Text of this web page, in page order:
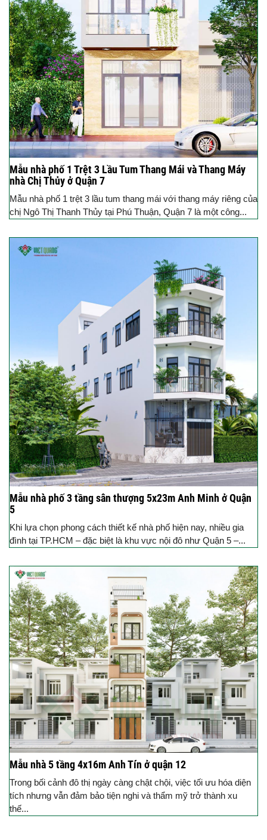
Mẫu nhà phố 1 Trệt 3 Lầu Tum Thang Mái và Thang Máy
nhà Chị Thủy ở Quận 7
Mẫu nhà phố 1 trệt 3 lầu tum thang mái với thang máy riêng của
chị Ngô Thị Thanh Thủy tại Phú Thuận, Quận 7 là một công...
Mẫu nhà phố 3 tầng sân thượng 5x23m Anh Minh ở Quận
5
Khi lựa chọn phong cách thiết kế nhà phố hiện nay, nhiều gia
đình tại TP.HCM – đặc biệt là khu vực nội đô như Quận 5 –...
Mẫu nhà 5 tầng 4x16m Anh Tín ở quận 12
Trong bối cảnh đô thị ngày càng chật chội, việc tối ưu hóa diện
tích nhưng vẫn đảm bảo tiện nghi và thẩm mỹ trở thành xu
thế...